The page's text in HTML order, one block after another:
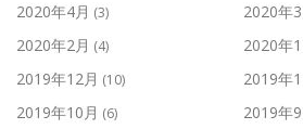
2020年4月 (3) 2020年3
2020年2月 (4) 2020年1
2019年12月 (10) 2019年
2019年10月 (6) 2019年9